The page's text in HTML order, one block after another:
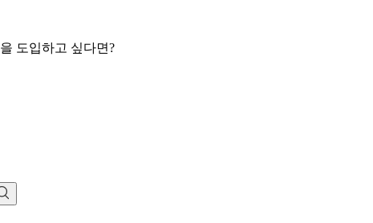
을 도입하고 싶다면?